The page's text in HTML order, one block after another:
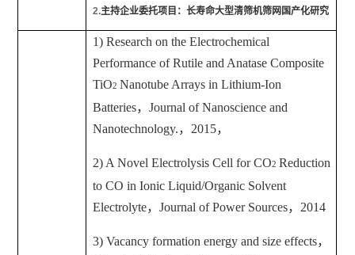
2.主持企业委托项目：长寿命大型清筛机筛网国产化研究
1) Research on the Electrochemical
Performance of Rutile and Anatase Composite
TiO2 Nanotube Arrays in Lithium-Ion
Batteries， Journal of Nanoscience and
Nanotechnology.， 2015，
2) A Novel Electrolysis Cell for CO2 Reduction
to CO in Ionic Liquid/Organic Solvent
Electrolyte， Journal of Power Sources， 2014
3) Vacancy formation energy and size effects，